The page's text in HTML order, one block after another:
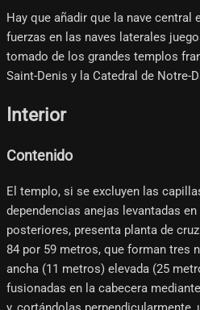
Hay que añadir que la nave central
fuerzas en las naves laterales
tomado de los grandes templos
Saint-Denis y la Catedral de Notre-
Interior
Contenido
El templo, si se excluyen las
dependencias anejas levantadas
posteriores, presenta planta de
84 por 59 metros, que forman tres
ancha (11 metros) elevada (25
fusionadas en la cabecera